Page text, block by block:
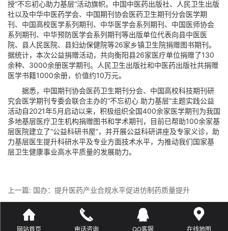
授“不忘初心助力基层”活动旗帜。中国中医药出版社、人民卫生出版
社以及中华中医药学会、中国期刊协会医药卫生期刊分会医学期
刊、中国高校医学系列期刊、中华医学会系列期刊、中国医师协会
系列期刊、中华预防医学会系列期刊等出版单位代表向县中医医
院、县人民医院、县妇幼保健院等26家乡镇卫生院捐赠图书期刊。
据统计，本次公益捐赠活动，共向衡阳县26家医疗单位捐赠了130
余种、3000余册医学期刊。人民卫生出版社和中医药出版社共捐赠
医学书籍1000余册，价值约10万元。
据悉，中国期刊协会医药卫生期刊分会、中国高校科技期刊研
究会医学期刊专委会联合主办的“不忘初心 助力基层”主题实践公益
活动自2021年5月启动以来，积极组织全国400余家医学期刊为我国
多地基层医疗卫生机构捐赠图书和学术期刊，目前已帮助100余家基
层医院建立了“公益科研书屋”，并开展公益科研讲座及专家义诊，助
力基层医生提升科研水平及专业方面技术水平，为推动我们国家基
层卫生健康事业高水平质量的发展助力。
上一篇: 国办：提升医药产业合规水平促进仿制药质量提升
网站首页 电话咨询 QQ客服 在线地图